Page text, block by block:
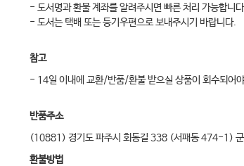
- 도서명과 환불 계좌를 알려주시면 빠른 처리 가능합니
- 도서는 택배 또는 등기우편으로 보내주시기 바랍니다.
참고
- 14일 이내에 교환/반품/환불 받으실 상품이 회수되어
반품주소
(10881) 경기도 파주시 회동길 338 (서패동 474-1) 군
환불방법